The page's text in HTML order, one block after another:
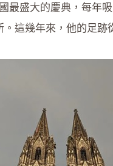
最盛大的慶典，每年
這幾年來，他的足跡